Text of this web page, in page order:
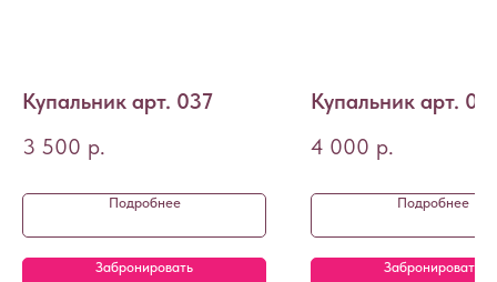
Купальник арт. 037
3 500 р.
Подробнее
Забронировать
Купальник арт.
4 000 р.
Подробнее
Забронировать